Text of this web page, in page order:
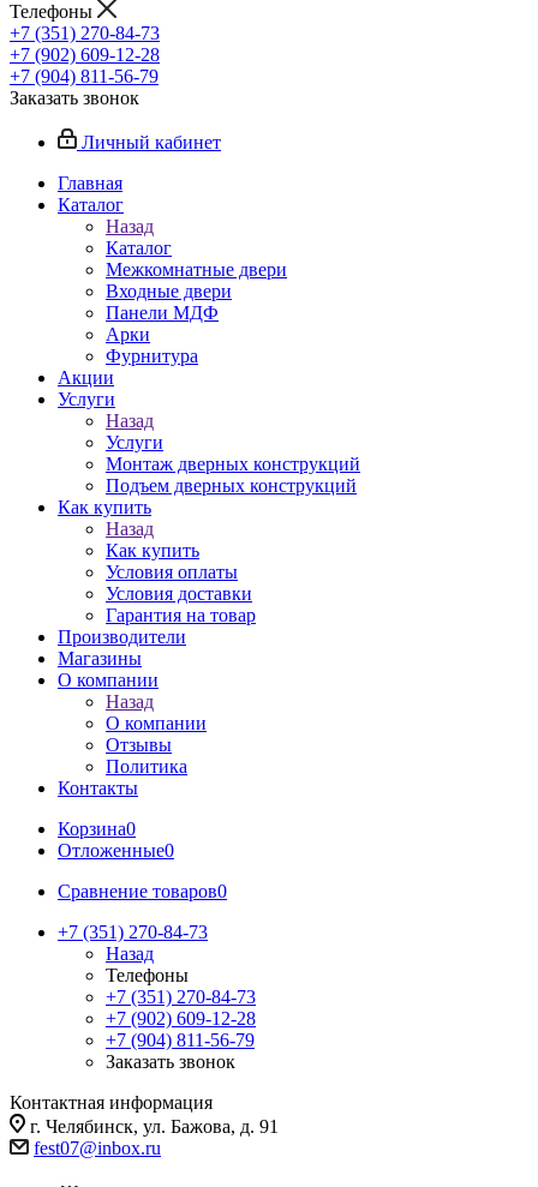
Телефоны
+7 (351) 270-84-73
+7 (902) 609-12-28
+7 (904) 811-56-79
Заказать звонок
Личный кабинет
Главная
Каталог
Назад
Каталог
Межкомнатные двери
Входные двери
Панели МДФ
Арки
Фурнитура
Акции
Услуги
Назад
Услуги
Монтаж дверных конструкций
Подъем дверных конструкций
Как купить
Назад
Как купить
Условия оплаты
Условия доставки
Гарантия на товар
Производители
Магазины
О компании
Назад
О компании
Отзывы
Политика
Контакты
Корзина0
Отложенные0
Сравнение товаров0
+7 (351) 270-84-73
Назад
Телефоны
+7 (351) 270-84-73
+7 (902) 609-12-28
+7 (904) 811-56-79
Заказать звонок
Контактная информация
г. Челябинск, ул. Бажова, д. 91
fest07@inbox.ru